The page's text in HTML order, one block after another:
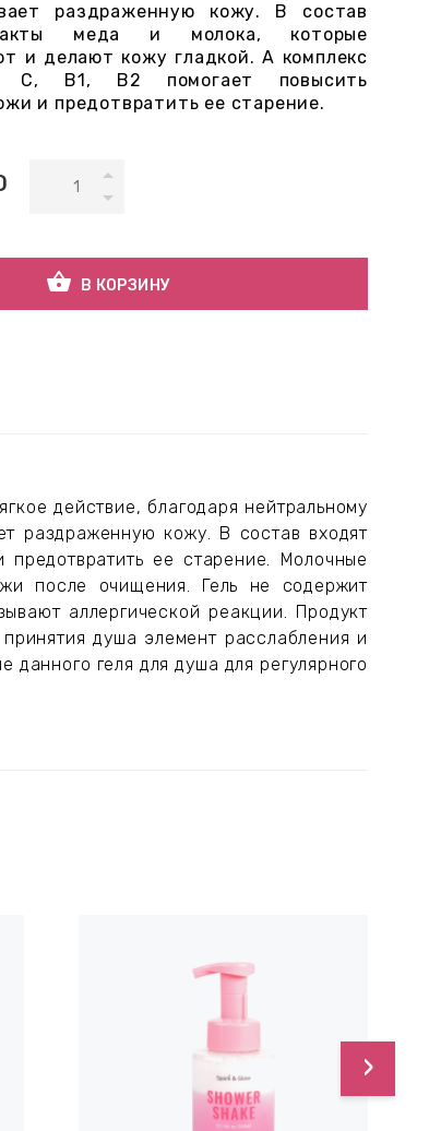
раздраженную кожу. В состав
меда и молока, которые
и делают кожу гладкой. А комплекс
C, B1, B2 помогает повысить
и предотвратить ее старение.
shopping_basket В КОРЗИНУ
действие, благодаря нейтральному
раздраженную кожу. В состав входят
ее старение. Молочные
после очищения. Гель не содержит
аллергической реакции. Продукт
душа элемент расслабления и
геля для душа для регулярного
›